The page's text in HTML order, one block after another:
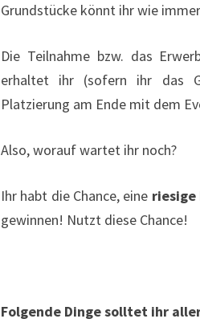
Grundstücke könnt ihr wie
Die Teilnahme bzw. das
erhaltet ihr (sofern ihr das
Platzierung am Ende mit dem
Also, worauf wartet ihr noch?
Ihr habt die Chance, eine riesige
gewinnen! Nutzt diese Chance!
Folgende Dinge solltet ihr